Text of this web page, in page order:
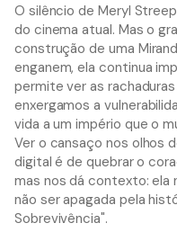
O silêncio de Meryl
do cinema atual. Mas o
construção de uma
enganem, ela continua
permite ver as
enxergamos a
vida a um império que o
Ver o cansaço nos olhos
digital é de quebrar o
mas nos dá contexto: ela
não ser apagada pela
Sobrevivência".